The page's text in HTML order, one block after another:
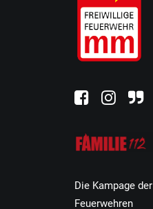
Die Kampage der
Feuerwehren